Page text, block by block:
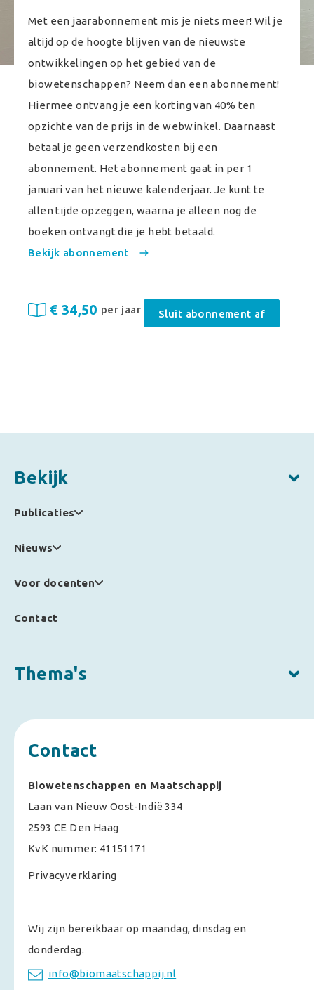
Met een jaarabonnement mis je niets meer! Wil je
altijd op de hoogte blijven van de nieuwste
ontwikkelingen op het gebied van de
biowetenschappen? Neem dan een abonnement!
Hiermee ontvang je een korting van 40% ten
opzichte van de prijs in de webwinkel. Daarnaast
betaal je geen verzendkosten bij een
abonnement. Het abonnement gaat in per 1
januari van het nieuwe kalenderjaar. Je kunt te
allen tijde opzeggen, waarna je alleen nog de
boeken ontvangt die je hebt betaald.
Bekijk abonnement
€ 34,50 per jaar Sluit abonnement af
Bekijk
Publicaties
Nieuws
Voor docenten
Contact
Thema's
Contact
Biowetenschappen en Maatschappij
Laan van Nieuw Oost-Indië 334
2593 CE Den Haag
KvK nummer: 41151171
Privacyverklaring
Wij zijn bereikbaar op maandag, dinsdag en
donderdag.
info@biomaatschappij.nl